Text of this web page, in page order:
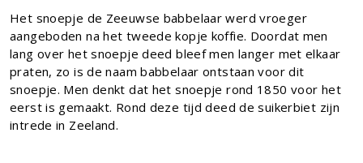
Het snoepje de Zeeuwse babbelaar werd vroeger
aangeboden na het tweede kopje koffie. Doordat men
lang over het snoepje deed bleef men langer met elkaar
praten, zo is de naam babbelaar ontstaan voor dit
snoepje. Men denkt dat het snoepje rond 1850 voor het
eerst is gemaakt. Rond deze tijd deed de suikerbiet zijn
intrede in Zeeland.